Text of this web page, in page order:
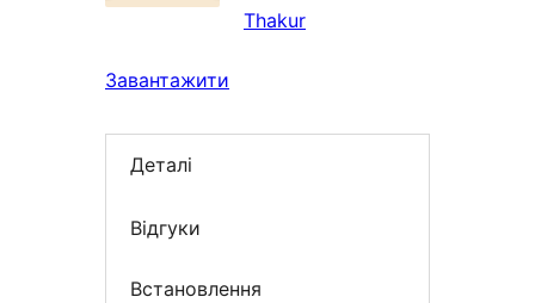
Thakur
Завантажити
Деталі
Відгуки
Встановлення